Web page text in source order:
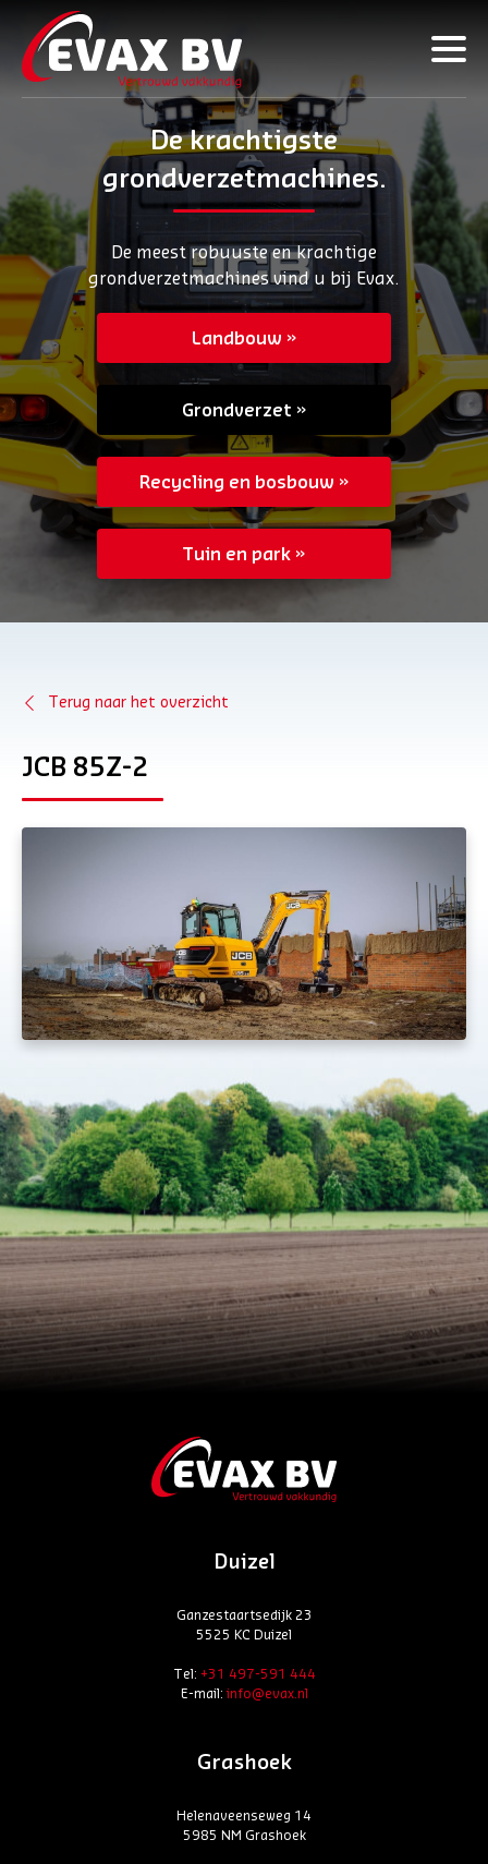
De krachtigste
grondverzetmachines.
De meest robuuste en krachtige
grondverzetmachines vind u bij Evax.
Landbouw
Grondverzet
Recycling en bosbouw
Tuin en park
Terug naar het overzicht
JCB 85Z-2
Duizel
Ganzestaartsedijk 23
5525 KC Duizel
Tel: +31 497-591 444
E-mail:info@evax.nl
Grashoek
Helenaveenseweg 14
5985 NM Grashoek